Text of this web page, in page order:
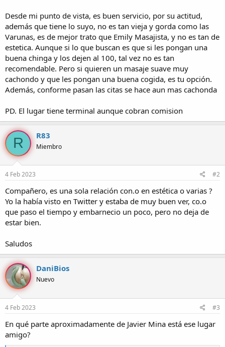
Desde mi punto de vista, es buen servicio, por su actitud,
además que tiene lo suyo, no es tan vieja y gorda como las
Varunas, es de mejor trato que Emily Masajista, y no es tan de
estetica. Aunque si lo que buscan es que si les pongan una
buena chinga y los dejen al 100, tal vez no es tan
recomendable. Pero si quieren un masaje suave muy
cachondo y que les pongan una buena cogida, es tu opción.
Además, conforme pasan las citas se hace aun mas cachonda
PD. El lugar tiene terminal aunque cobran comision
R R83
Miembro
4 Feb 2023 #2
Compañero, es una sola relación con.o en estética o varias ?
Yo la había visto en Twitter y estaba de muy buen ver, co.o
que paso el tiempo y embarnecio un poco, pero no deja de
estar bien.
Saludos
DaniBios
Nuevo
4 Feb 2023 #3
En qué parte aproximadamente de Javier Mina está ese lugar
amigo?